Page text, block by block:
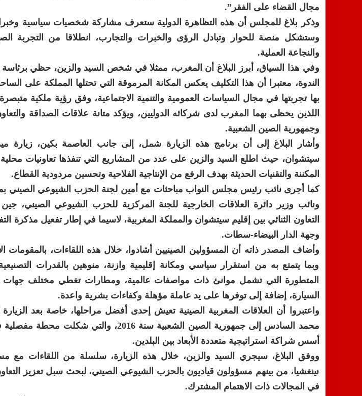
مجال القضاء على الفقر”.
وذكر بلاغ للمجلس أن هذه التظاهرة الدولية ستعرف مشاركة شخصيات سياسية
وستشكل منصة للحوار وتبادل الرؤى والخبرات والتجارب، انطلاقا من التجربة
والنجاعة العملية.
وفي هذا السياق، أبرز البلاغ أن المغرب، ممثلا في شخص السيد والزين، حظي
الندوة، معتبرا أن هذا التكليف يعكس المكانة المرموقة التي تحتلها المملكة على
بها تجربتها في مجال السياسات العمومية والتنمية الاجتماعية، وفق رؤية ملكية
اللذين يحظى بهما المغرب لدى شركائه الدوليين، ويؤكد متانة علاقات الصداقة
وجمهورية الصين الشعبية.
وأشار البلاغ إلى أن برنامج هذه الزيارة شمل، إلى جانب العاصمة بكين، زيارة
سيتشوان، حيث اطلع السيد والزين على عدد من المشاريع التي تنفذها تعاونيات
المكننة والتقنيات الحديثة بهدف الرفع من الإنتاجية الفلاحية وتحسين مردودية القطاع.
كما أجرى نائب رئيس مجلس النواب مباحثات مع أمين لجنة الحزب الشيوعي الصيني
ونائب وزير دائرة العلاقات الخارجية للجنة المركزية للحزب الشيوعي
وجهة الدار البيضاء-سطات.
وأضاف المصدر ذاته أن المسؤولين الصينيين أشادوا، خلال هذه اللقاءات، بالمقومات
وبما يتمتع به من استقرار سياسي ومكانة إقليمية وازنة، منوهين بالقدرات التصنيعية
المتطورة التي تشمل موانئ ذات مواصفات عالمية، ومطارات تغطي مختلف جهات
السيارة، إضافة إلى توفرها على يد عاملة مؤهلة وكفاءات بشرية واعدة.
واعتبروا أن العلاقات المغربية الصينية تعيش إحدى أفضل مراحلها، خاصة بعد
محمد السادس إلى جمهورية الصين الشعبية سنة 2016،
أسس شراكة استراتيجية متعددة الأبعاد بين البلدين.
ووفق البلاغ، سيجري السيد والزين، خلال هذه الزيارة، سلسلة من اللقاءات مع
نينغشيا، من بينهم مسؤولون قياديون بالحزب الشيوعي الصيني، لبحث سبل تعزيز
في المجالات ذات الاهتمام المشترك.